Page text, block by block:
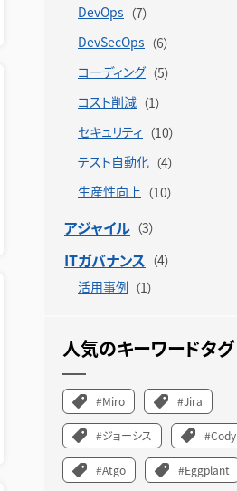
DevOps
DevSecOps
コーディング
コスト削減
セキュリティ
テスト自動化
生産性向上
アジャイル
ITガバナンス
活用事例
人気のキーワードタグ
#Miro #Jira
#ジョーシス #Cody
#Atgo #Eggplant